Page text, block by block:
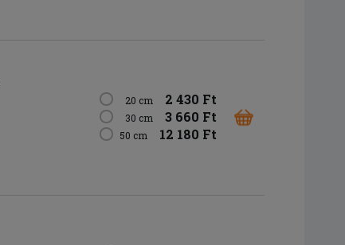
20 cm 2 430 Ft
30 cm 3 660 Ft
50 cm 12 180 Ft